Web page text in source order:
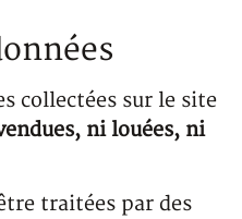
collectées sur le site
ni louées, ni
traitées par des